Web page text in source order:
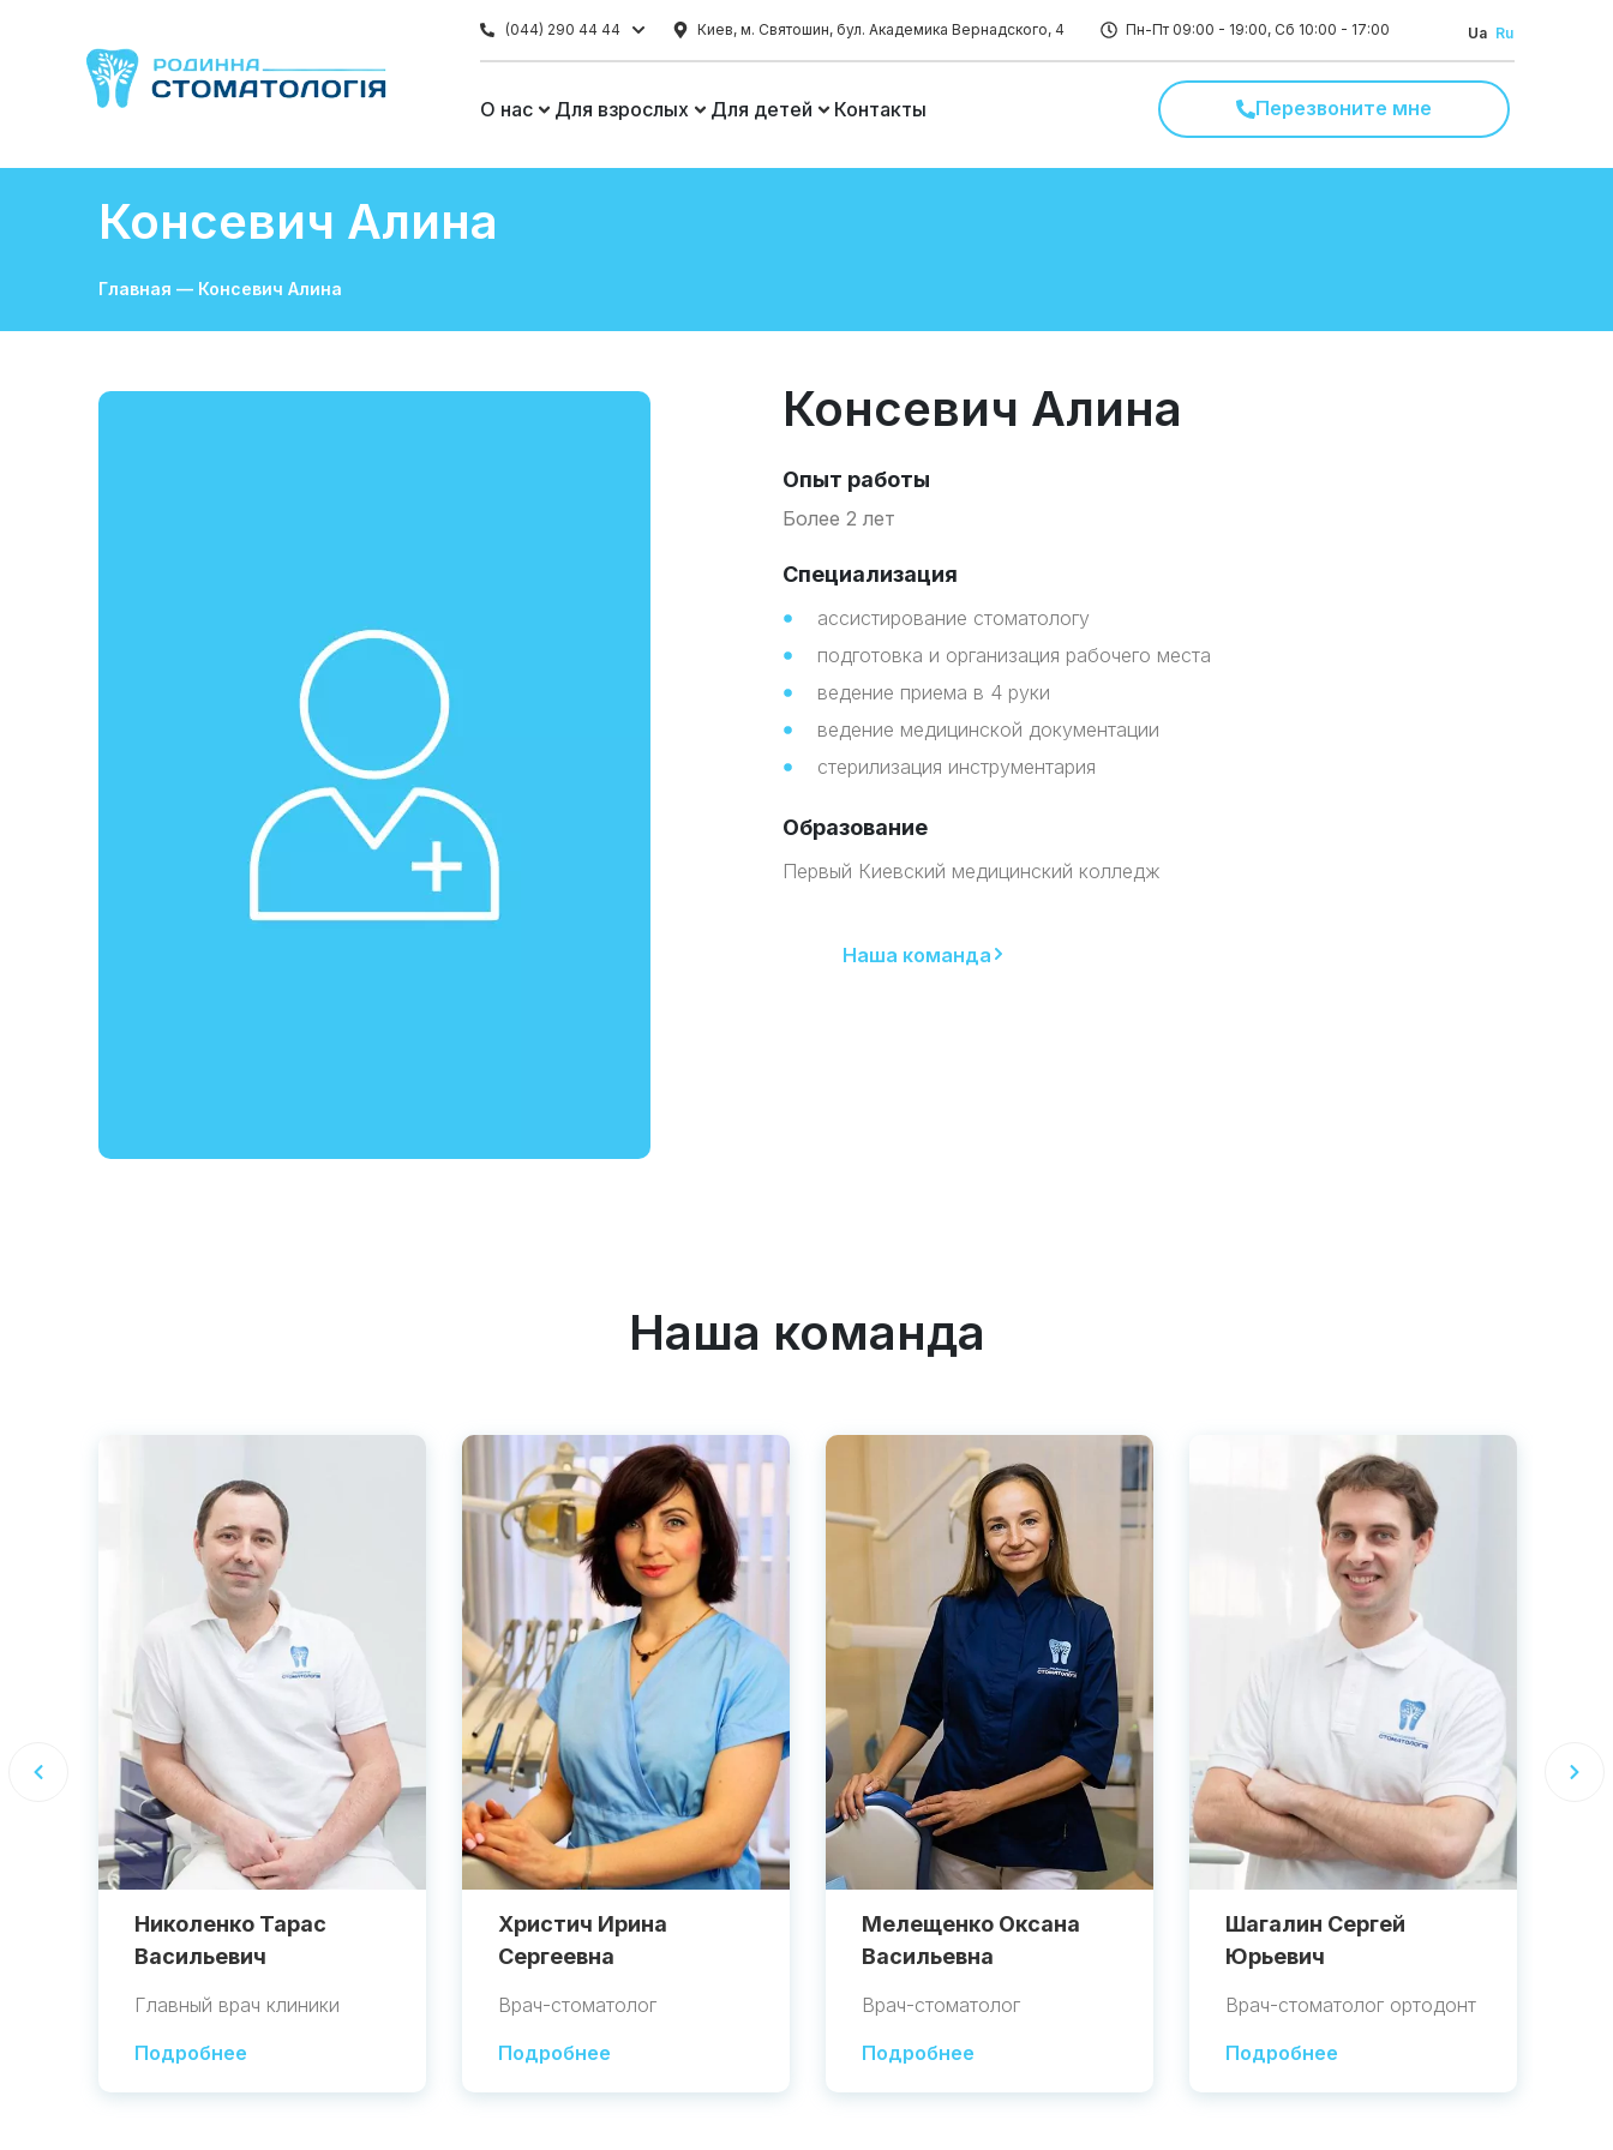
(044) 290 44 44 Киев, м. Святошин, бул. Академика Вернадского, 4 Пн-Пт 09:00 - 19:00, Сб 10:00 - 17:00 Ua Ru
О нас Для взрослых Для детей Контакты Перезвоните мне
Консевич Алина
Главная — Консевич Алина
Консевич Алина
Опыт работы
Более 2 лет
Специализация
ассистирование стоматологу
подготовка и организация рабочего места
ведение приема в 4 руки
ведение медицинской документации
стерилизация инструментария
Образование
Первый Киевский медицинский колледж
Наша команда
Наша команда
Николенко Тарас
Васильевич
Главный врач клиники
Подробнее
Христич Ирина
Сергеевна
Врач-стоматолог
Подробнее
Мелещенко Оксана
Васильевна
Врач-стоматолог
Подробнее
Шагалин Сергей
Юрьевич
Врач-стоматолог ортодонт
Подробнее